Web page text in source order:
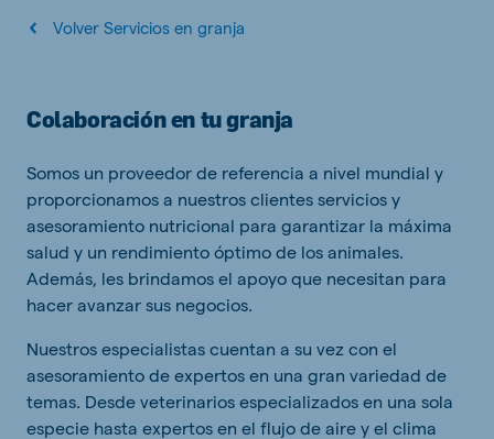
Volver Servicios en granja
Colaboración en tu granja
Somos un proveedor de referencia a nivel mundial y
proporcionamos a nuestros clientes servicios y
asesoramiento nutricional para garantizar la máxima
salud y un rendimiento óptimo de los animales.
Además, les brindamos el apoyo que necesitan para
hacer avanzar sus negocios.
Nuestros especialistas cuentan a su vez con el
asesoramiento de expertos en una gran variedad de
temas. Desde veterinarios especializados en una sola
especie hasta expertos en el flujo de aire y el clima